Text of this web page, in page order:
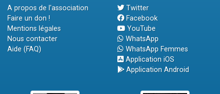
A propos de l'association
Faire un don !
Mentions légales
Nous contacter
Aide (FAQ)
Twitter
Facebook
YouTube
WhatsApp
WhatsApp Femmes
Application iOS
Application Android